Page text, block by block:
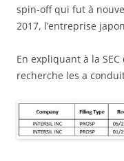
spin-off qui fut à
2017, l’entreprise
En expliquant à la
recherche les a